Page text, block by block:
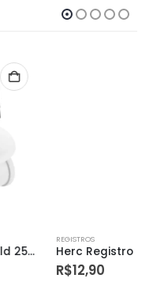
Herc Registro Esfera Soldavel 32mm